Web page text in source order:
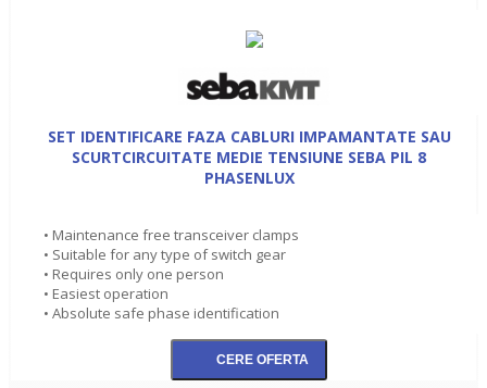
SET IDENTIFICARE FAZA CABLURI IMPAMANTATE SAU
SCURTCIRCUITATE MEDIE TENSIUNE SEBA PIL 8
PHASENLUX
• Maintenance free transceiver clamps
• Suitable for any type of switch gear
• Requires only one person
• Easiest operation
• Absolute safe phase identification